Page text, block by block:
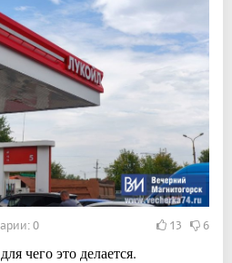
0 13 6
чего это делается.